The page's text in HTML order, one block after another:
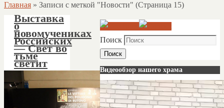
Главная » Записи с меткой "Новости" (Страница 15)
Выставка
о
новомучениках
Российских
— Свет во
тьме
светит
Поиск
Поиск
Видеообзор нашего храма